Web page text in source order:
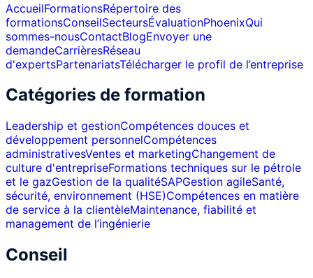
AccueilFormationsRépertoire des
formationsConseilSecteursÉvaluationPhoenixQui
sommes-nousContactBlogEnvoyer une
demandeCarrièresRéseau
d'expertsPartenariatsTélécharger le profil de l’entreprise
Catégories de formation
Leadership et gestionCompétences douces et
développement personnelCompétences
administrativesVentes et marketingChangement de
culture d'entrepriseFormations techniques sur le pétrole
et le gazGestion de la qualitéSAPGestion agileSanté,
sécurité, environnement (HSE)Compétences en matière
de service à la clientèleMaintenance, fiabilité et
management de l’ingénierie
Conseil